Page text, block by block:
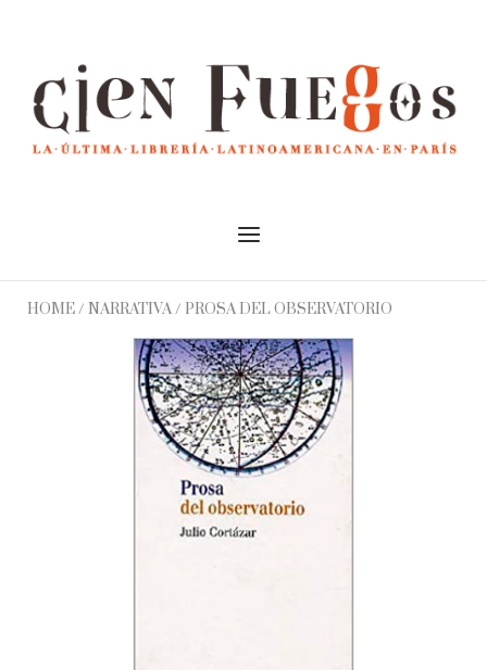
Menu
HOME/ NARRATIVA/ PROSA DEL OBSERVATORIO